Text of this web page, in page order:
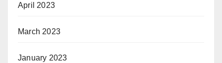
April 2023
March 2023
January 2023